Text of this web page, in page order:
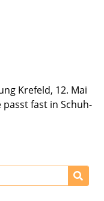
Krefeld, 12. Mai
passt fast in Schuh­